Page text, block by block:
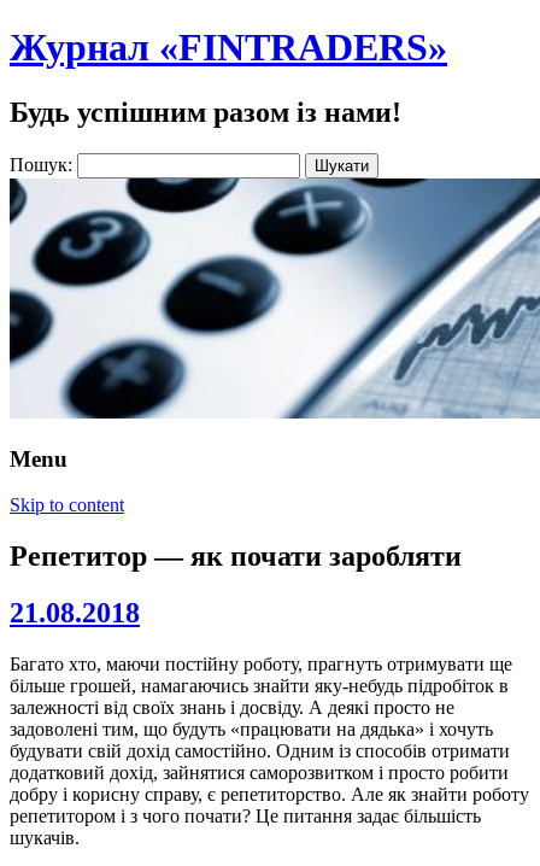
Журнал «FINTRADERS»
Будь успішним разом із нами!
Пошук:
Menu
Skip to content
Репетитор — як почати заробляти
21.08.2018
Багато хто, маючи постійну роботу, прагнуть отримувати ще
більше грошей, намагаючись знайти яку-небудь підробіток в
залежності від своїх знань і досвіду. А деякі просто не
задоволені тим, що будуть «працювати на дядька» і хочуть
будувати свій дохід самостійно. Одним із способів отримати
додатковий дохід, зайнятися саморозвитком і просто робити
добру і корисну справу, є репетиторство. Але як знайти роботу
репетитором і з чого почати? Це питання задає більшість
шукачів.